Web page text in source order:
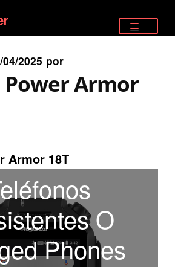
04/2025 por
Armor
Armor 18T
O
Phones